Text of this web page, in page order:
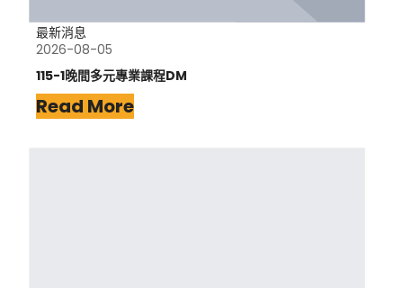
最新消息
2026-08-05
115-1晚間多元專業課程DM
Read More